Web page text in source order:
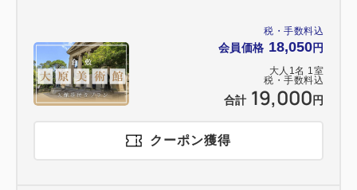
税・手数料込
会員価格 18,050円
大人 1 名 1 室
税・手数料込
合計 19,000 円
クーポン獲得